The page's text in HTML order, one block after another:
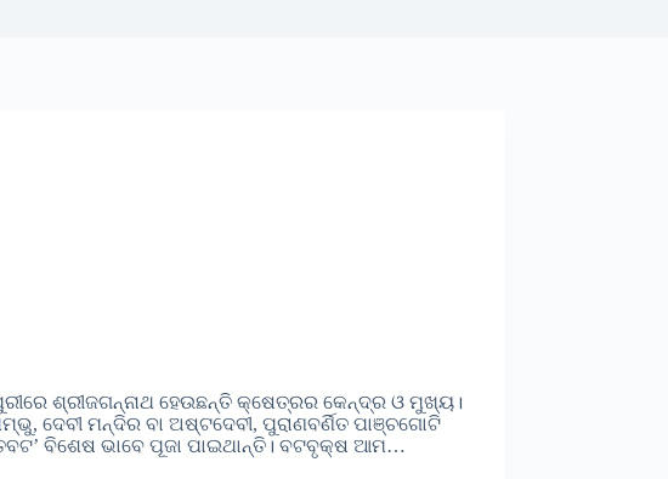
ଶ୍ରୀଜଗନ୍ନାଥ ହେଉଛନ୍ତି କ୍ଷେତ୍ରର କେନ୍ଦ୍ର ଓ ମୁଖ୍ୟ।
ଦେବୀ ମନ୍ଦିର ବା ଅଷ୍ଟଦେବୀ, ପୁରାଣବର୍ଣିତ ପାଞ୍ଚଗୋଟି
ବିଶେଷ ଭାବେ ପୂଜା ପାଇଥାନ୍ତି। ବଟବୃକ୍ଷ ଆମ…